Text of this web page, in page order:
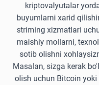
kriptovalyutalar
buyumlarni xarid
striming xizmatlari
maishiy mollarni,
sotib olishni
Masalan, sizga kerak
olish uchun Bitcoin